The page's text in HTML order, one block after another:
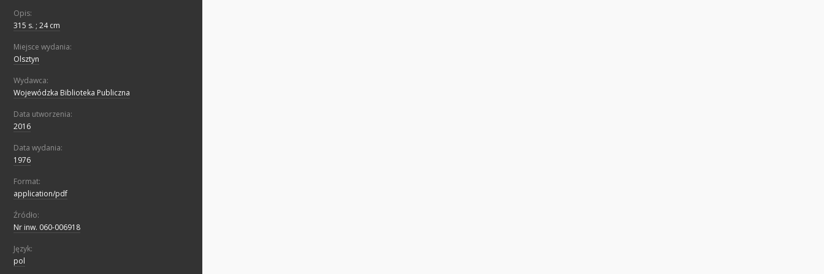
Opis:
315 s. ; 24 cm
Miejsce wydania:
Olsztyn
Wydawca:
Wojewódzka Biblioteka Publiczna
Data utworzenia:
2016
Data wydania:
1976
Format:
application/pdf
Źródło:
Nr inw. 060-006918
Język:
pol